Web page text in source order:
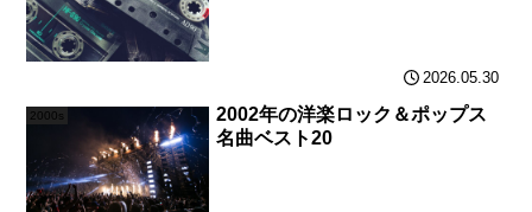
2026.05.30
2000s
2002年の洋楽ロック＆ポップス
名曲ベスト20